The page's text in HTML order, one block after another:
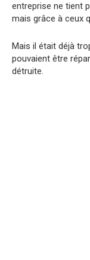
entreprise ne tient
mais grâce à ceux
Mais il était déjà
pouvaient être
détruite.